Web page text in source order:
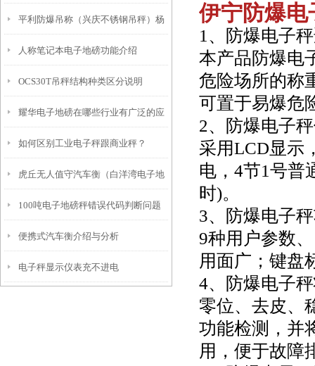
平利防爆吊称（兴庆不锈钢吊秤）杨
陵防水吊秤）宁陕隔爆吊称维修
人称笔记本电子地磅功能介绍
OCS30T吊秤结构种类区分说明
耀华电子地磅在哪些行业有广泛的应
用？
如何区别工业电子秤跟商业秤？
虎丘无人值守汽车衡（白洋湾电子地
磅）相城电子汽车衡维修
100吨电子地磅秤错误代码判断问题
大型地磅秤脚差如何修正
便携式汽车衡介绍与分析
电子秤显示仪表充不进电
伊宁防爆电
1、防爆电子
本产品防爆电
危险场所的称
可置于易爆危
2、防爆电子
采用LCD显示
电，4节1号普
时)。
3、防爆电子
9种用户参数
用面广；键盘
4、防爆电子
零位、去皮、
功能检测，并
用，便于故障